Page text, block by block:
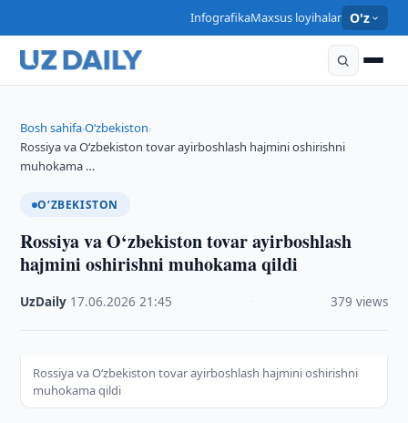
InfografikaMaxsus loyihalar O'z
Bosh sahifa›O‘zbekiston›
Rossiya va O‘zbekiston tovar ayirboshlash hajmini oshirishni
muhokama …
O‘ZBEKISTON
Rossiya va O‘zbekiston tovar ayirboshlash
hajmini oshirishni muhokama qildi
UzDaily 17.06.2026 ·21:45 379 views
Rossiya va O‘zbekiston tovar ayirboshlash hajmini oshirishni
muhokama qildi